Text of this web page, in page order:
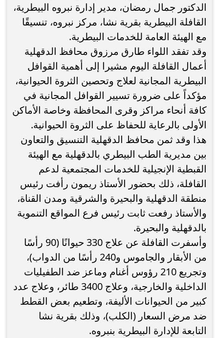
الدكتور جمال رمضان، مدير إدارة نبروه البيطرية،
القافلة البيطرية بقرية نشا، مركز نبروه، تنسيقًا
مع الهيئة العامة للخدمات البيطرية.
وقد تفقد اللواء طارق مرزوق محافظ الدقهلية
أعمال القافلة اليوم مشيرا إلى أهمية القوافل
البيطرية المجانية لعلاج وتحصين الثروة الحيوانية،
مؤكداً على ضرورة تسيير القوافل المجانية في
كافة أنحاء مراكز وقرى المحافظة وخاصة الأماكن
الأولى بالرعاية للحفاظ على الثروة الحيوانية.
هذا وقد ثمن محافظ الدقهلية التنسيق والتعاون
بين مديرية الطب البيطري بالدقهلية مع الهيئة
القبطية الإنجيلية للخدمات المجتمعية لدعم
القافلة، ذلك بحضور الأستاذ ريمون رأفت رئيس
منطقة الدقهلية والبحيرة والشرقية ومدن القناة،
والأستاذ رفعت ثابت رئيس فرع المواقع التنموية
بالدقهلية والبحيرة.
وأسفرت القافلة عن علاج 330 حيوانًا (90 رأسًا
من الأبقار والجاموس و240 رأسًا من الدواب)،
وتجريع 210 رؤوس أغنام وماعز ضد الطفيليات
الداخلية والخارجية، وعلاج 3400 طائر، وعلاج عدد
كبير من الحيوانات الأليفة، وتطعيم بعض القطط
ضد مرض السعار (الكلب)، وذلك بقرية نشا
التابعة للإدارة البيطرية بنبروه.